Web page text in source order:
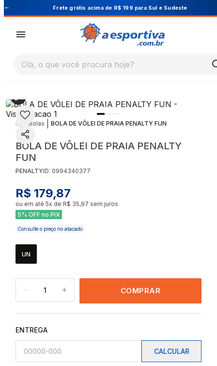
Cupom PRIMEIRA10 para 10% OFF na 1ª compra
Olá, o que você procura hoje?
Bolas BOLA DE VÔLEI DE PRAIA PENALTY FUN
BOLA DE VÔLEI DE PRAIA PENALTY
FUN
PENALTYID: 0994340377
R$ 179,87
ou em até 5x de R$ 35,97 sem juros
5% OFF no PIX
Consulte o preço no atacado
UN
1 COMPRAR
ENTREGA
CALCULAR